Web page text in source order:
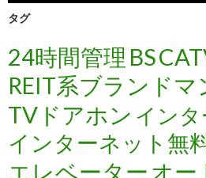
タグ
24時間管理 BS
REIT系ブランドマ
TVドアホン インタ
インターネット無
エレベーター オー